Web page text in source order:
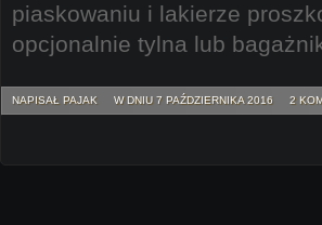
piaskowaniu i lakierze
opcjonalnie tylna lub
NAPISAŁ PAJAK W DNIU 7 PAŹDZIERNIKA 2016 2